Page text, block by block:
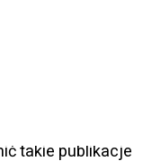
publikując
autorskiego
książek
– Jesteśmy
zajęło
autorów na
takie publikacje